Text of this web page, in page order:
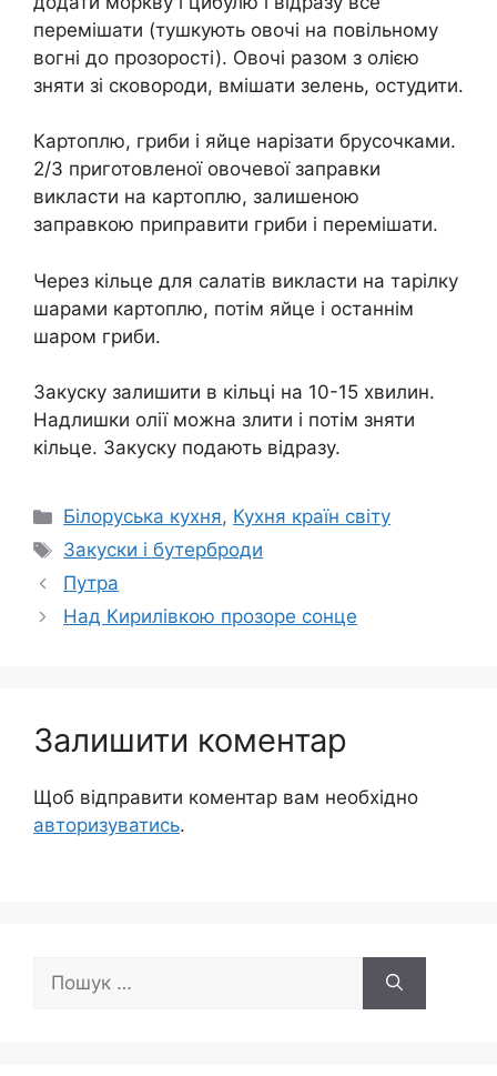
перемішати (тушкують овочі на повільному
вогні до прозорості). Овочі разом з олією
зняти зі сковороди, вмішати зелень, остудити.
Картоплю, гриби і яйце нарізати брусочками.
2/3 приготовленої овочевої заправки
викласти на картоплю, залишеною
заправкою приправити гриби і перемішати.
Через кільце для салатів викласти на тарілку
шарами картоплю, потім яйце і останнім
шаром гриби.
Закуску залишити в кільці на 10-15 хвилин.
Надлишки олії можна злити і потім зняти
кільце. Закуску подають відразу.
Категорії
Білоруська кухня, Кухня країн світу
Позначки
Закуски і бутерброди
Путра
Над Кирилівкою прозоре сонце
Залишити коментар
Щоб відправити коментар вам необхідно
авторизуватись.